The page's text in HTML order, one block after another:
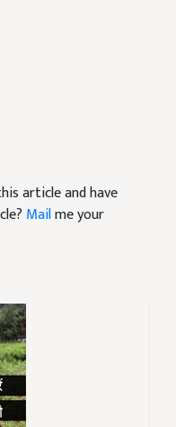
article and have
Mailme your